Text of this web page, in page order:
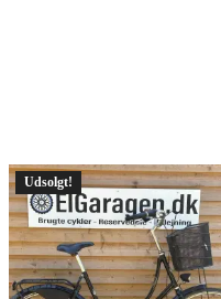
Udsolgt!